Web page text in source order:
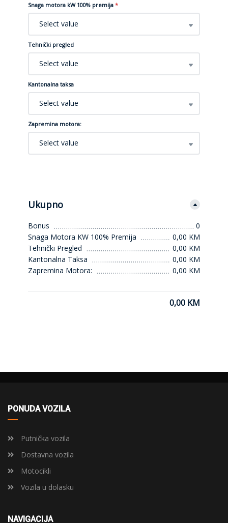
Snaga motora kW 100% premija *
Select value
Tehnički pregled
Select value
Kantonalna taksa
Select value
Zapremina motora:
Select value
Ukupno
Bonus
0
Snaga Motora KW 100% Premija
0,00 KM
Tehnički Pregled
0,00 KM
Kantonalna Taksa
0,00 KM
Zapremina Motora:
0,00 KM
0,00 KM
PONUDA VOZILA
Putnička vozila
Dostavna vozila
Motocikli
Vozila u dolasku
NAVIGACIJA